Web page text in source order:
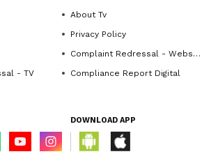
About Tv
Privacy Policy
Complaint Redressal - Website
- TV
Compliance Report Digital
DOWNLOAD APP